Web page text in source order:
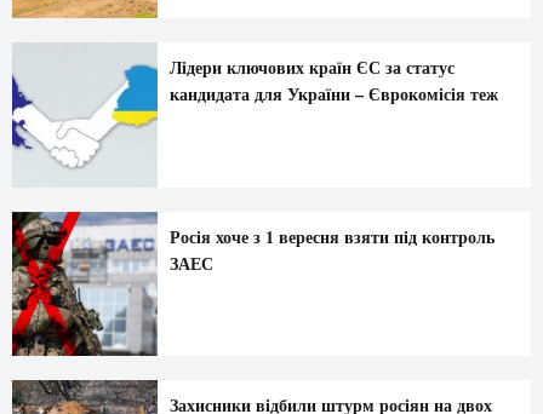
Лідери ключових країн ЄС за статус
кандидата для України – Єврокомісія теж
Росія хоче з 1 вересня взяти під контроль
ЗАЕС
Захисники відбили штурм росіян на двох